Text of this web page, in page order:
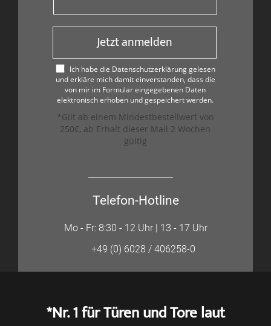
Jetzt anmelden
Ich habe die Datenschutzerklärung gelesen
und erkläre mich damit einverstanden, dass die
von mir im Formular eingegebenen Daten
elektronisch erhoben und gespeichert werden.
*Gilt ab einem Mindestbestellwert von
250€, ab Erhalt dieser Mail 2 Wochen
gültig
Telefon-Hotline
Mo - Fr: 8:30 - 12 Uhr | 13 - 17 Uhr
+49 (0) 6028 / 406258-0
*Nr. 1 für Türen und Tore laut